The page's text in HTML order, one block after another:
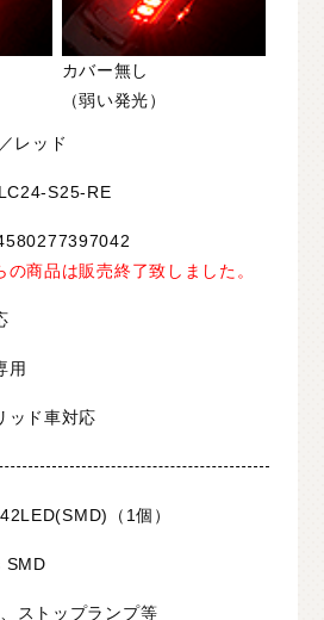
カバー無し
（弱い発光）
レッド
S25-RE
商品は販売終了致しました。
用
ッド車対応
（1個）
SMD
ストップランプ等